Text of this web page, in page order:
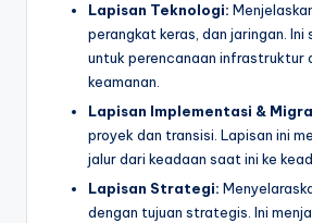
Lapisan Teknologi:
perangkat keras, dan jaringan.
untuk perencanaan infrastruktur
keamanan.
Lapisan Implementasi &
proyek dan transisi. Lapisan ini
jalur dari keadaan saat ini ke
Lapisan Strategi:
dengan tujuan strategis. Ini